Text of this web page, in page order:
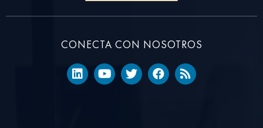
CONECTA CON NOSOTROS